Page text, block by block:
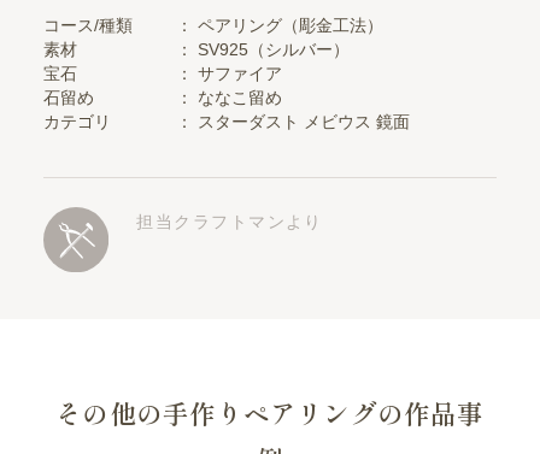
コース/種類
： ペアリング（彫金工法）
素材
： SV925（シルバー）
宝石
：サファイア
石留め
： ななこ留め
カテゴリ
： スターダスト メビウス鏡面
担当クラフトマンより
その他の手作りペアリングの作品事